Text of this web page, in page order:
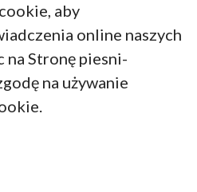
aby
online naszych
Stronę piesni-
na używanie